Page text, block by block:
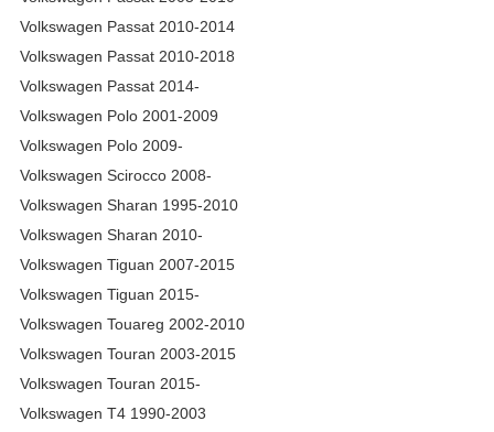
Volkswagen Passat 2010-2014
Volkswagen Passat 2010-2018
Volkswagen Passat 2014-
Volkswagen Polo 2001-2009
Volkswagen Polo 2009-
Volkswagen Scirocco 2008-
Volkswagen Sharan 1995-2010
Volkswagen Sharan 2010-
Volkswagen Tiguan 2007-2015
Volkswagen Tiguan 2015-
Volkswagen Touareg 2002-2010
Volkswagen Touran 2003-2015
Volkswagen Touran 2015-
Volkswagen T4 1990-2003